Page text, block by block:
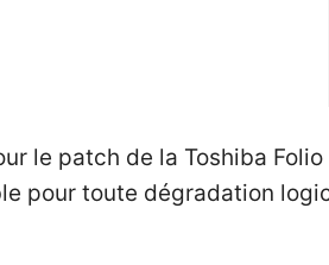
le patch de la Toshiba Folio
pour toute dégradation